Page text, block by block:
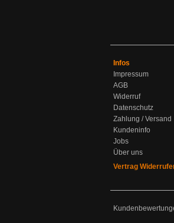
Infos
Impressum
AGB
Widerruf
Datenschutz
Zahlung / Versand
Kundeninfo
Jobs
Über uns
Vertrag